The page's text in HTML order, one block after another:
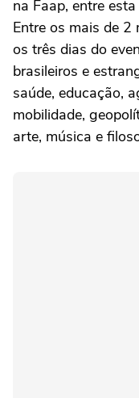
na Faap, entre
Entre os mais de
os três dias do
brasileiros e
saúde, educação,
mobilidade,
arte, música e